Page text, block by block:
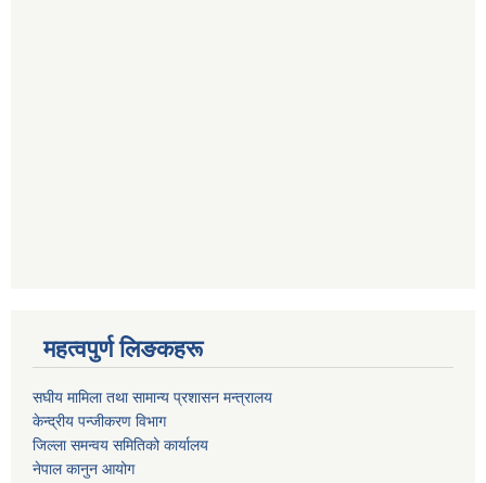
महत्वपुर्ण लिङकहरू
स‌घीय मामिला तथा सामान्य प्रशासन मन्त्रालय
केन्द्रीय पन्जीकरण विभाग
जिल्ला समन्वय समितिको कार्यालय
नेपाल कानुन आयोग